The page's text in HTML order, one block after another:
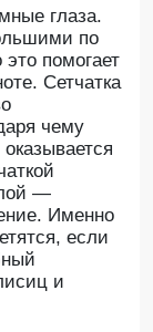
глаза.
по
помогает
Сетчатка
чему
—
Именно
если
и